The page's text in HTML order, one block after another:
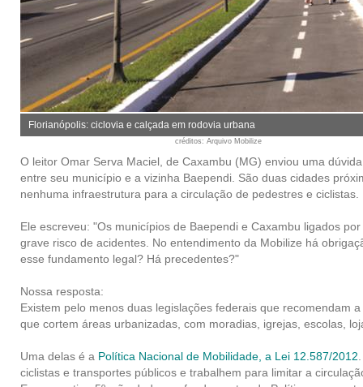
Florianópolis: ciclovia e calçada em rodovia urbana
créditos: Arquivo Mobilize
O leitor Omar Serva Maciel, de Caxambu (MG) enviou uma
entre seu município e a vizinha Baependi. São duas cidades
nenhuma infraestrutura para a circulação de pedestres e ciclistas.
Ele escreveu: "Os municípios de Baependi e Caxambu ligados
grave risco de acidentes. No entendimento da Mobilize há
esse fundamento legal? Há precedentes?"
Nossa resposta:
Existem pelo menos duas legislações federais que recomendam
que cortem áreas urbanizadas, com moradias, igrejas, escolas,
Uma delas é a Política Nacional de Mobilidade, a Lei 12.587/2012
ciclistas e transportes públicos e trabalhem para limitar a